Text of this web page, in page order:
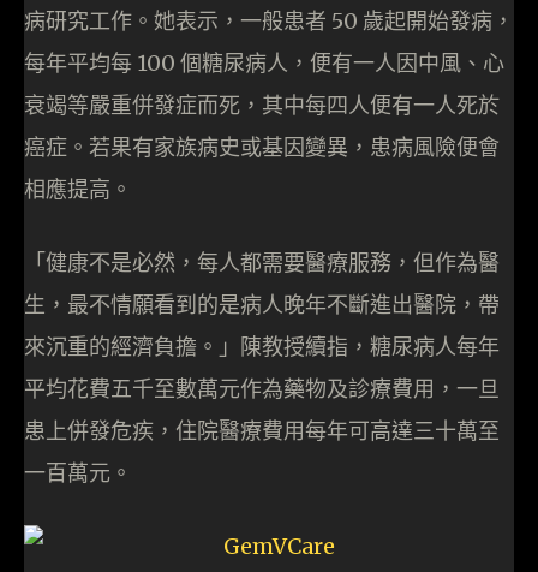
病研究工作。她表示，一般患者 50 歲起開始發病，
每年平均每 100 個糖尿病人，便有一人因中風、心
衰竭等嚴重併發症而死，其中每四人便有一人死於
癌症。若果有家族病史或基因變異，患病風險便會
相應提高。
「健康不是必然，每人都需要醫療服務，但作為醫
生，最不情願看到的是病人晚年不斷進出醫院，帶
來沉重的經濟負擔。」陳教授續指，糖尿病人每年
平均花費五千至數萬元作為藥物及診療費用，一旦
患上併發危疾，住院醫療費用每年可高達三十萬至
一百萬元。